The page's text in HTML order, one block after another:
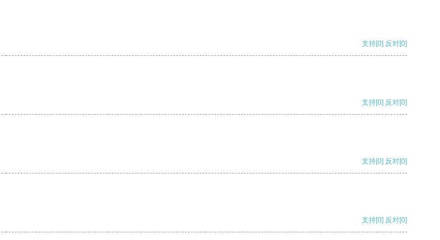
支持[0] 反对[0]
支持[0] 反对[0]
支持[0] 反对[0]
支持[0] 反对[0]